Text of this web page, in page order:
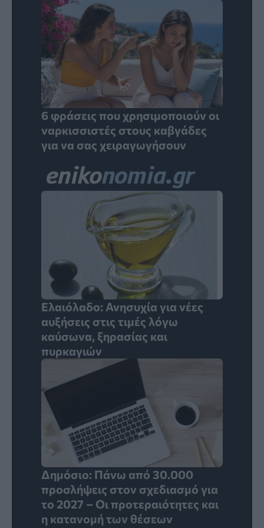
6 φράσεις που χρησιμοποιούν οι
ναρκισσιστές στους καβγάδες
για να σας χειραγωγήσουν
Ελαιόλαδο: Ανησυχία για νέες
αυξήσεις στις τιμές λόγω
καύσωνα, ξηρασίας και
πυρκαγιών
Δημόσιο: Πάνω από 30.000
προσλήψεις στον σχεδιασμό για
το 2027 – Οι προτεραιότητες και
η κατανομή των θέσεων